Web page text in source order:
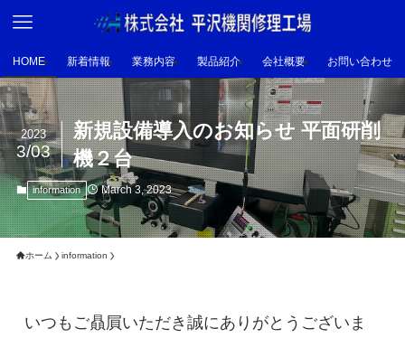
HOME 新着情報 業務内容 製品紹介 会社概要 お問い合わせ
新規設備導入のお知らせ 平面研削
機２台
2023
3/03
information March 3, 2023
ホーム information
いつもご贔屓いただき誠にありがとうございま